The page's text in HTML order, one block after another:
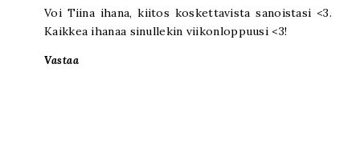
Voi Tiina ihana, kiitos koskettavista sanoistasi <3.
Kaikkea ihanaa sinullekin viikonloppuusi <3!
Vastaa